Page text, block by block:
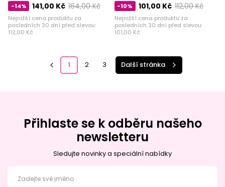
-14% 164,00 Kč
141,00 Kč
Nejnižší cena produktu za
posledních 30 dní před slevou:
112,00 Kč
-10% 112,00 Kč
101,00 Kč
Nejnižší cena produktu za
posledních 30 dní před slevou:
101,00 Kč
1 2 3 Další stránka
Přihlaste se k odběru našeho
newsletteru
Sledujte novinky a speciální nabídky
Zadejte své jméno